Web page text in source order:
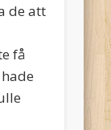
de att
få